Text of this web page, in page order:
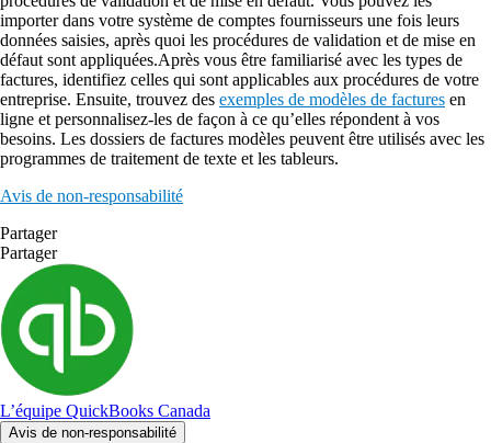
importer dans votre système de comptes fournisseurs une fois leurs
données saisies, après quoi les procédures de validation et de mise en
défaut sont appliquées.Après vous être familiarisé avec les types de
factures, identifiez celles qui sont applicables aux procédures de votre
entreprise. Ensuite, trouvez des exemples de modèles de factures en
ligne et personnalisez-les de façon à ce qu’elles répondent à vos
besoins. Les dossiers de factures modèles peuvent être utilisés avec les
programmes de traitement de texte et les tableurs.
Avis de non-responsabilité
Partager
Partager
L’équipe QuickBooks Canada
Avis de non-responsabilité